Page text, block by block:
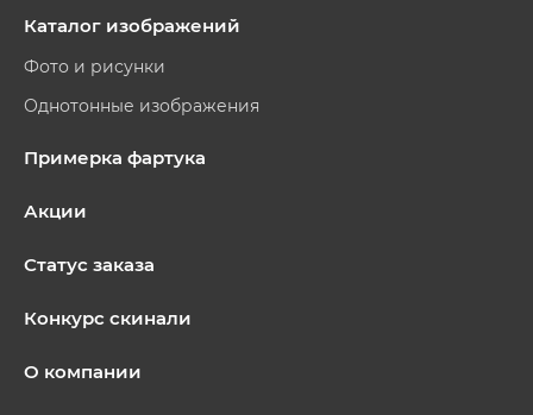
Каталог изображений
Фото и рисунки
Однотонные изображения
Примерка фартука
Акции
Статус заказа
Конкурс скинали
О компании